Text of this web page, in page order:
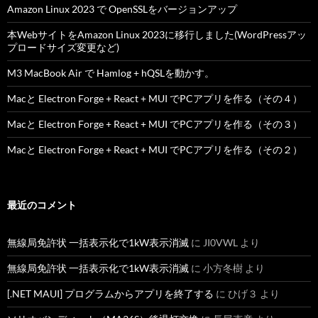
Amazon Linux 2023 で OpenSSLをバージョンアップ
本WebサイトをAmazon Linux 2023に移行しました(WordPressアッ
プロードサイズ変更など)
M3 MacBook Air で Hamlog + hQSLを動かす。
Macと Electron Forge + React + MUI でPCアプリを作る（その４）
Macと Electron Forge + React + MUI でPCアプリを作る（その３）
Macと Electron Forge + React + MUI でPCアプリを作る（その２）
最近のコメント
無線局免許状 一括表示化で1kW表示消滅 に JI0VWL より
無線局免許状 一括表示化で1kW表示消滅 に 小方冬樹 より
[.NET MAUI] プログラムからアプリを終了する に ひげ３ より